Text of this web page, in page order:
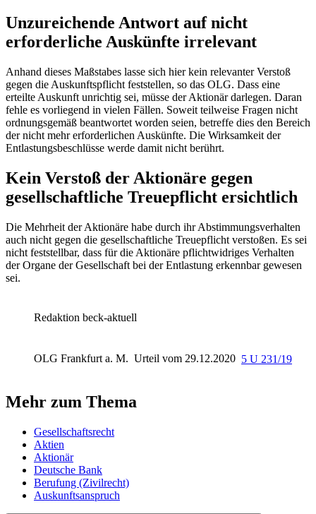
Unzureichende Antwort auf nicht
erforderliche Auskünfte irrelevant
Anhand dieses Maßstabes lasse sich hier kein relevanter Verstoß
gegen die Auskunftspflicht feststellen, so das OLG. Dass eine
erteilte Auskunft unrichtig sei, müsse der Aktionär darlegen. Daran
fehle es vorliegend in vielen Fällen. Soweit teilweise Fragen nicht
ordnungsgemäß beantwortet worden seien, betreffe dies den Bereich
der nicht mehr erforderlichen Auskünfte. Die Wirksamkeit der
Entlastungsbeschlüsse werde damit nicht berührt.
Kein Verstoß der Aktionäre gegen
gesellschaftliche Treuepflicht ersichtlich
Die Mehrheit der Aktionäre habe durch ihr Abstimmungsverhalten
auch nicht gegen die gesellschaftliche Treuepflicht verstoßen. Es sei
nicht feststellbar, dass für die Aktionäre pflichtwidriges Verhalten
der Organe der Gesellschaft bei der Entlastung erkennbar gewesen
sei.
Redaktion beck-aktuell
OLG Frankfurt a. M. Urteil vom 29.12.2020 5 U 231/19
Mehr zum Thema
Gesellschaftsrecht
Aktien
Aktionär
Deutsche Bank
Berufung (Zivilrecht)
Auskunftsanspruch